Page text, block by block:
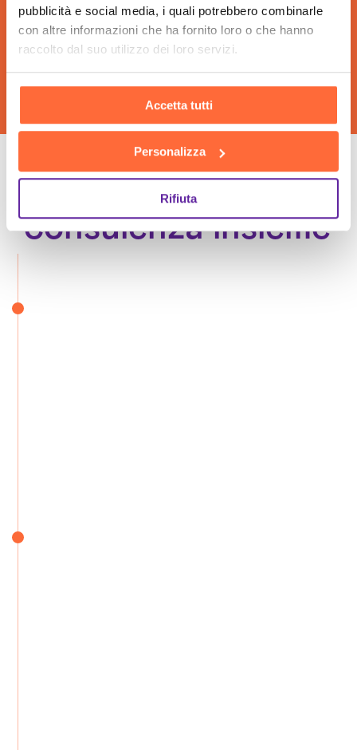
pubblicità e social media, i quali potrebbero combinarle
con altre informazioni che ha fornito loro o che hanno
raccolto dal suo utilizzo dei loro servizi.
Accetta tutti
Personalizza
Rifiuta
Sviluppo Software Firenze
Sviluppo Soluzioni Intelligenza Artificiale Firenze
Le fasi della nostra
consulenza insieme